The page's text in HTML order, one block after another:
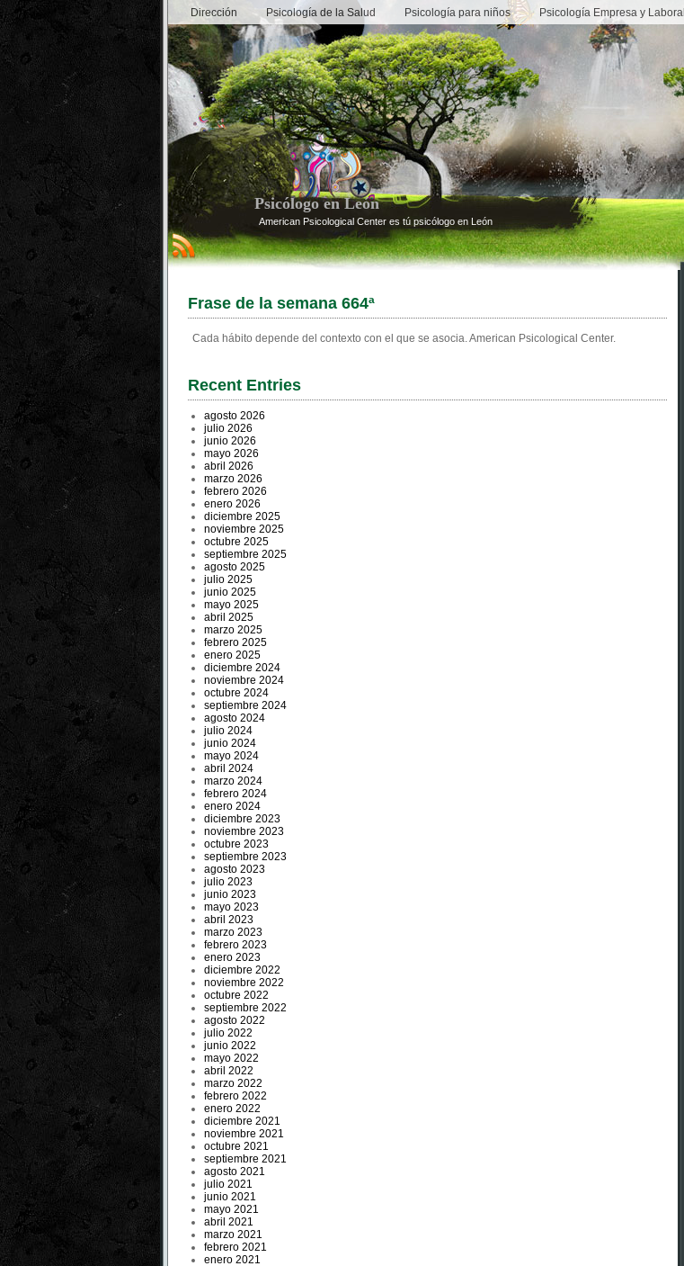
Dirección Psicología de la Salud Psicología para niños Psicología Empresa y Laboral
Psicólogo en León
American Psicological Center es tú psicólogo en León
Frase de la semana 664ª
Cada hábito depende del contexto con el que se asocia. American Psicological Center.
Recent Entries
agosto 2026
julio 2026
junio 2026
mayo 2026
abril 2026
marzo 2026
febrero 2026
enero 2026
diciembre 2025
noviembre 2025
octubre 2025
septiembre 2025
agosto 2025
julio 2025
junio 2025
mayo 2025
abril 2025
marzo 2025
febrero 2025
enero 2025
diciembre 2024
noviembre 2024
octubre 2024
septiembre 2024
agosto 2024
julio 2024
junio 2024
mayo 2024
abril 2024
marzo 2024
febrero 2024
enero 2024
diciembre 2023
noviembre 2023
octubre 2023
septiembre 2023
agosto 2023
julio 2023
junio 2023
mayo 2023
abril 2023
marzo 2023
febrero 2023
enero 2023
diciembre 2022
noviembre 2022
octubre 2022
septiembre 2022
agosto 2022
julio 2022
junio 2022
mayo 2022
abril 2022
marzo 2022
febrero 2022
enero 2022
diciembre 2021
noviembre 2021
octubre 2021
septiembre 2021
agosto 2021
julio 2021
junio 2021
mayo 2021
abril 2021
marzo 2021
febrero 2021
enero 2021